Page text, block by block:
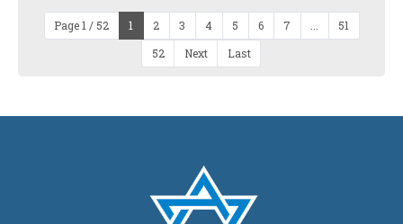
Page 1 / 52 1 2 3 4 5 6 7
51
52
Next Last